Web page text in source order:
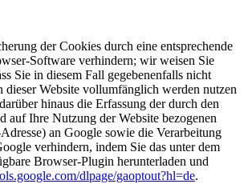
der Cookies durch eine entsprechende
Software verhindern; wir weisen Sie
Sie in diesem Fall gegebenenfalls nicht
dieser Website vollumfänglich werden nutzen
hinaus die Erfassung der durch den
auf Ihre Nutzung der Website bezogenen
an Google sowie die Verarbeitung
verhindern, indem Sie das unter dem
Browser-Plugin herunterladen und
dlpage/gaoptout?hl=de.